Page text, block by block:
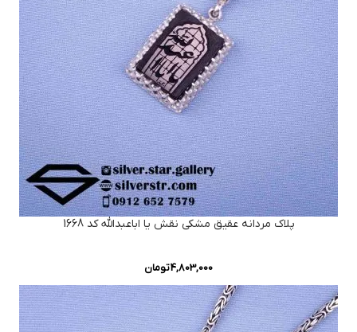
پلاک مردانه عقیق مشکی نقش یا اباعبدالله کد 1668
4,803,000تومان